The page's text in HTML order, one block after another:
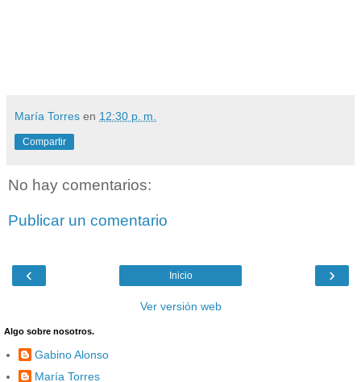
María Torres en 12:30 p. m.
Compartir
No hay comentarios:
Publicar un comentario
‹ ›
Inicio
Ver versión web
Algo sobre nosotros.
Gabino Alonso
María Torres